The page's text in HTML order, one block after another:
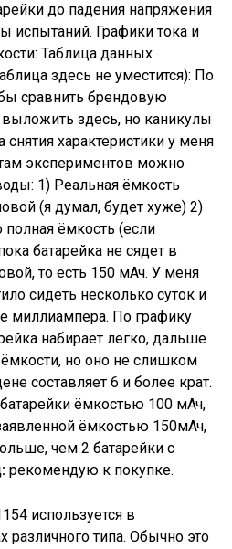
до падения напряжения
испытаний. Графики тока и
Таблица данных
здесь не уместится): По
сравнить брендовую
выложить здесь, но каникулы
характеристики у меня
экспериментов можно
1) Реальная ёмкость
(я думал, будет хуже) 2)
ёмкость (если
батарейка не сядет в
то есть 150 мАч. У меня
сидеть несколько суток и
миллиампера. По графику
набирает легко, дальше
но оно не слишком
составляет 6 и более крат.
ёмкостью 100 мАч,
ёмкостью 150мАч,
чем 2 батарейки с
рекомендую к покупке.
используется в
различного типа. Обычно это